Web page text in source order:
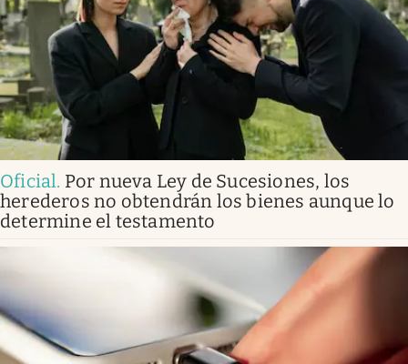
Oficial. Por nueva Ley de Sucesiones, los
herederos no obtendrán los bienes aunque lo
determine el testamento